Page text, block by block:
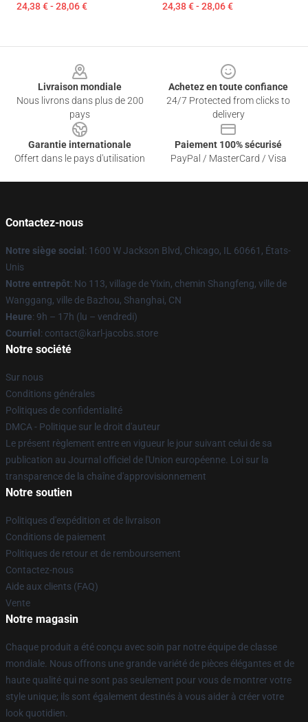
24,38 € - 28,06 € 24,38 € - 28,06 €
Livraison mondiale
Nous livrons dans plus de 200
pays
Achetez en toute confiance
24/7 Protected from clicks to
delivery
Garantie internationale
Offert dans le pays d'utilisation
Paiement 100% sécurisé
PayPal / MasterCard / Visa
Contactez-nous
Notre siège social : 1600 W Jackson Blvd, Chicago, IL 60661, États-
Unis
Notre entrepôt: No 113, village de Yixin, chemin Shangfeng, ville de
Wanggang, ville de Bazhou, Shanghai, CN
Heure: 9h – 17h (lu – vendredi)
Courriel : contact@karl-jacobs.store
Notre société
Sur nous
Conditions générales
Politiques de confidentialité
DMCA - Politique sur le droit d'auteur
Le présent règlement entre en vigueur le jour suivant celui de sa
publication au Journal officiel de l'Union européenne. Loi sur la
transparence de la chaîne d'approvisionnement
Notre soutien
Politiques d'expédition et de livraison
Conditions de paiement
Politiques de retour et de remboursement
Contactez-nous
Aide aux clients (FAQ)
Vente
Notre magasin
Chaque produit a été conçu avec soin par notre équipe de classe
mondiale. Nous offrons une grande variété de pièces élégantes et de
haute qualité qui ne sont pas seulement pour vous de montrer votre
style unique; ils sont également destinés à vous aider à créer votre
look quotidien.